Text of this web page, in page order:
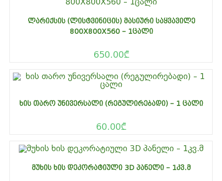
ᲚᲐᲠᲘᲥᲡᲘᲡ (ᲚᲘᲡᲢᲕᲘᲜᲘᲪᲘᲡ) ᲛᲐᲡᲘᲣᲠᲘ ᲡᲐᲧᲕᲐᲕᲘᲚᲔ
800X800X560 – 1ᲪᲐᲚᲘ
650.00₾
ᲮᲘᲡ ᲗᲐᲠᲝ ᲣᲜᲘᲕᲔᲠᲡᲐᲚᲘ (ᲠᲔᲒᲣᲚᲘᲠᲔᲑᲐᲓᲘ) – 1 ᲪᲐᲚᲘ
60.00₾
ᲛᲣᲮᲘᲡ ᲮᲘᲡ ᲓᲔᲙᲝᲠᲐᲢᲘᲣᲚᲘ 3D ᲞᲐᲜᲔᲚᲘ – 1ᲙᲕ.Მ